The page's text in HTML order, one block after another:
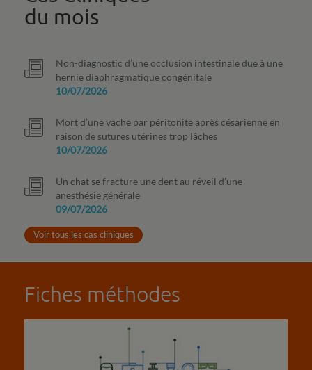
du mois
Non-diagnostic d’une occlusion intestinale due à une
hernie diaphragmatique congénitale
10/07/2026
Mort d’une vache par péritonite après césarienne en
raison de sutures utérines trop lâches
10/07/2026
Un chat se fracture une dent au réveil d'une
anesthésie générale
09/07/2026
Voir tous les cas cliniques
Fiches méthodes